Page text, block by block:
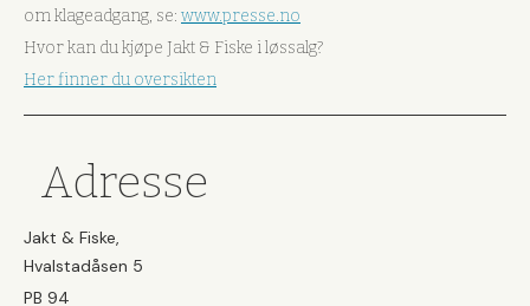
om klageadgang, se: www.presse.no
Hvor kan du kjøpe Jakt & Fiske i løssalg?
Her finner du oversikten
Adresse
Jakt & Fiske,
Hvalstadåsen 5
PB 94